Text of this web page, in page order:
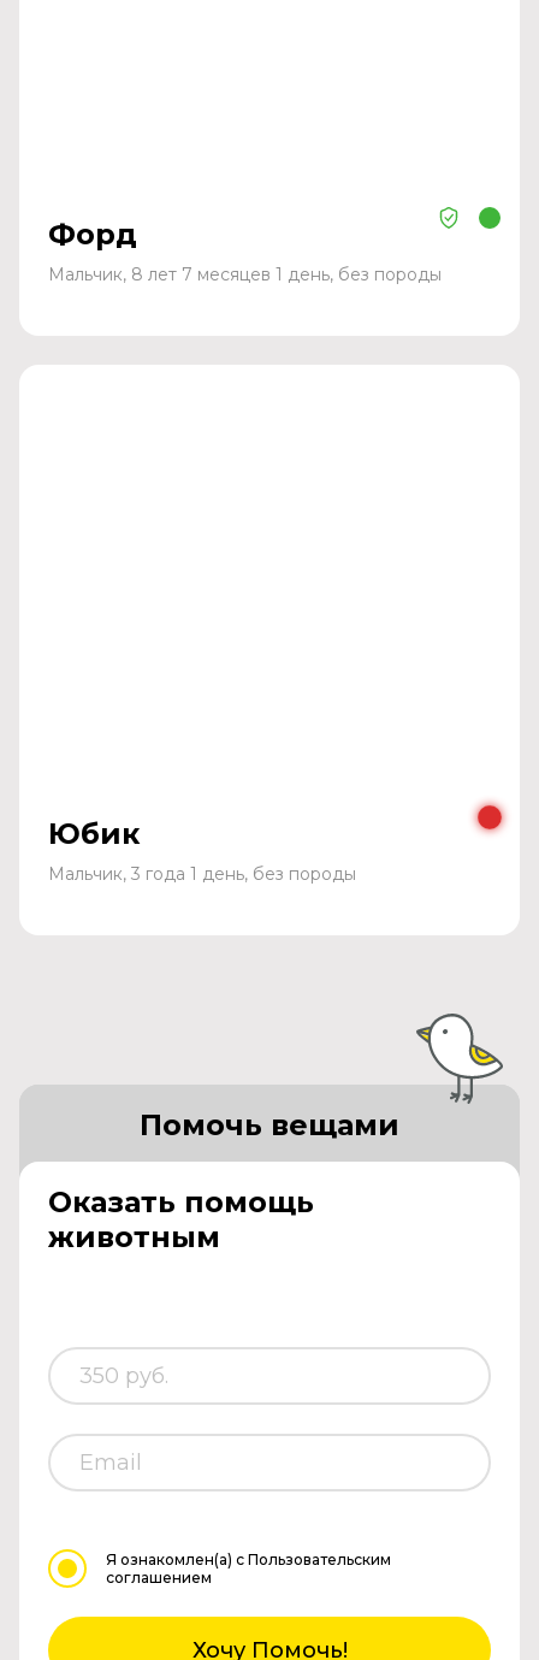
Форд
Мальчик, 8 лет 7 месяцев 1 день, без породы
Юбик
Мальчик, 3 года 1 день, без породы
Оказать помощь
животным
Помочь вещами
Я ознакомлен(а) с Пользовательским
соглашением
Хочу Помочь!